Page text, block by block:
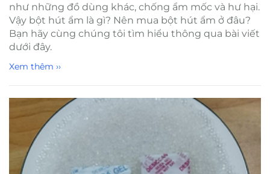
như những đồ dùng khác, chống ẩm mốc và hư hại.
Vậy bột hút ẩm là gì? Nên mua bột hút ẩm ở đâu?
Bạn hãy cùng chúng tôi tìm hiểu thông qua bài viết
dưới đây.
Xem thêm ››